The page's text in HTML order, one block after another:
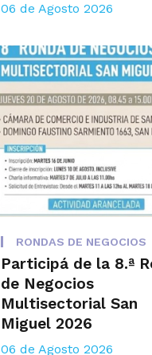
06 de Agosto 2026
RONDAS DE NEGOCIOS
Participá de la 8.ª
de Negocios
Multisectorial San
Miguel 2026
06 de Agosto 2026